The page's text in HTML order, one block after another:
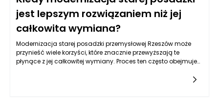
jest lepszym rozwiązaniem niż jej
całkowita wymiana?
Modernizacja starej posadzki przemysłowej Rzeszów może
przynieść wiele korzyści, które znacznie przewyższają te
płynące z jej całkowitej wymiany. Proces ten często obejmuje